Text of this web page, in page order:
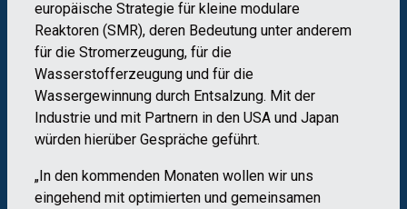
europäische Strategie für kleine modulare
Reaktoren (SMR), deren Bedeutung unter anderem
für die Stromerzeugung, für die
Wasserstofferzeugung und für die
Wassergewinnung durch Entsalzung. Mit der
Industrie und mit Partnern in den USA und Japan
würden hierüber Gespräche geführt.
„In den kommenden Monaten wollen wir uns
eingehend mit optimierten und gemeinsamen